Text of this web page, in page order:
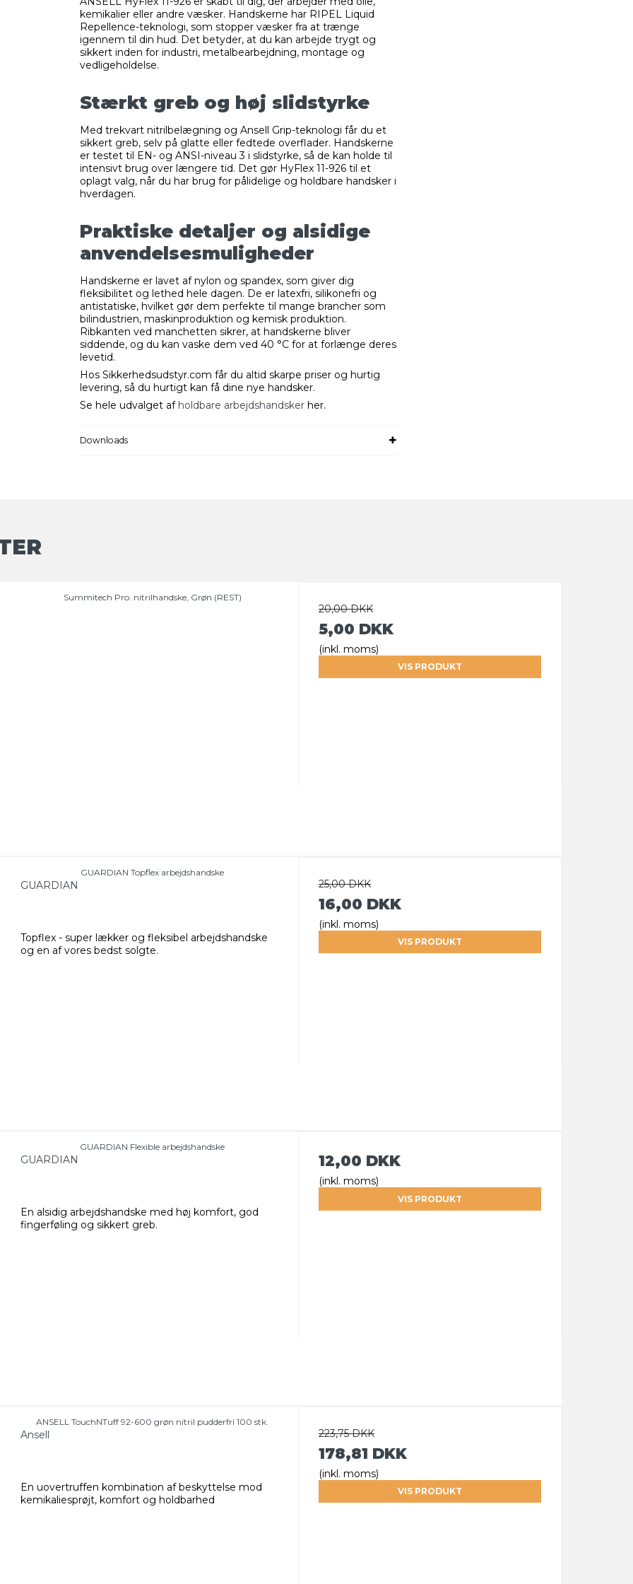
kemikalier eller andre væsker. Handskerne har RIPEL Liquid
Repellence-teknologi, som stopper væsker fra at trænge
igennem til din hud. Det betyder, at du kan arbejde trygt og
sikkert inden for industri, metalbearbejdning, montage og
vedligeholdelse.
Stærkt greb og høj slidstyrke
Med trekvart nitrilbelægning og Ansell Grip-teknologi får du et
sikkert greb, selv på glatte eller fedtede overflader. Handskerne
er testet til EN- og ANSI-niveau 3 i slidstyrke, så de kan holde til
intensivt brug over længere tid. Det gør HyFlex 11-926 til et
oplagt valg, når du har brug for pålidelige og holdbare handsker i
hverdagen.
Praktiske detaljer og alsidige
anvendelsesmuligheder
Handskerne er lavet af nylon og spandex, som giver dig
fleksibilitet og lethed hele dagen. De er latexfri, silikonefri og
antistatiske, hvilket gør dem perfekte til mange brancher som
bilindustrien, maskinproduktion og kemisk produktion.
Ribkanten ved manchetten sikrer, at handskerne bliver
siddende, og du kan vaske dem ved 40 °C for at forlænge deres
levetid.
Hos Sikkerhedsudstyr.com får du altid skarpe priser og hurtig
levering, så du hurtigt kan få dine nye handsker.
Se hele udvalget af holdbare arbejdshandsker her.
Downloads
Summitech Pro. nitrilhandske, Grøn (REST)
20,00 DKK
5,00 DKK
(inkl. moms)
VIS PRODUKT
GUARDIAN Topflex arbejdshandske
GUARDIAN
Topflex - super lækker og fleksibel arbejdshandske
og en af vores bedst solgte.
25,00 DKK
16,00 DKK
(inkl. moms)
VIS PRODUKT
GUARDIAN Flexible arbejdshandske
GUARDIAN
En alsidig arbejdshandske med høj komfort, god
fingerføling og sikkert greb.
12,00 DKK
(inkl. moms)
VIS PRODUKT
ANSELL TouchNTuff 92-600 grøn nitril pudderfri 100 stk.
Ansell
En uovertruffen kombination af beskyttelse mod
kemikaliesprøjt, komfort og holdbarhed
223,75 DKK
178,81 DKK
(inkl. moms)
VIS PRODUKT